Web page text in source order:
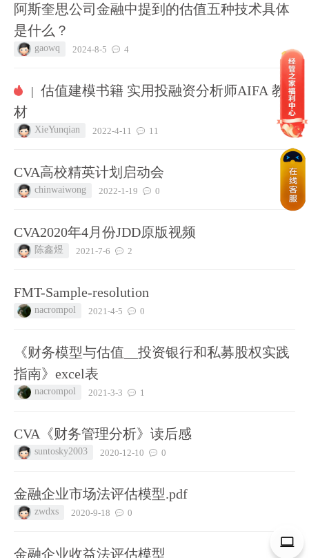
阿斯奎思公司金融中提到的估值五种技术具体
是什么？
gaowq 2024-8-5 4
| 估值建模书籍 实用投融资分析师AIFA 教
材
XieYunqian 2022-4-11 11
CVA高校精英计划启动会
chinwaiwong 2022-1-19 0
CVA2020年4月份JDD原版视频
陈鑫煜 2021-7-6 2
FMT-Sample-resolution
nacrompol 2021-4-5 0
《财务模型与估值__投资银行和私募股权实践
指南》excel表
nacrompol 2021-3-3 1
CVA《财务管理分析》读后感
suntosky2003 2020-12-10 0
金融企业市场法评估模型.pdf
zwdxs 2020-9-18 0
金融企业收益法评估模型